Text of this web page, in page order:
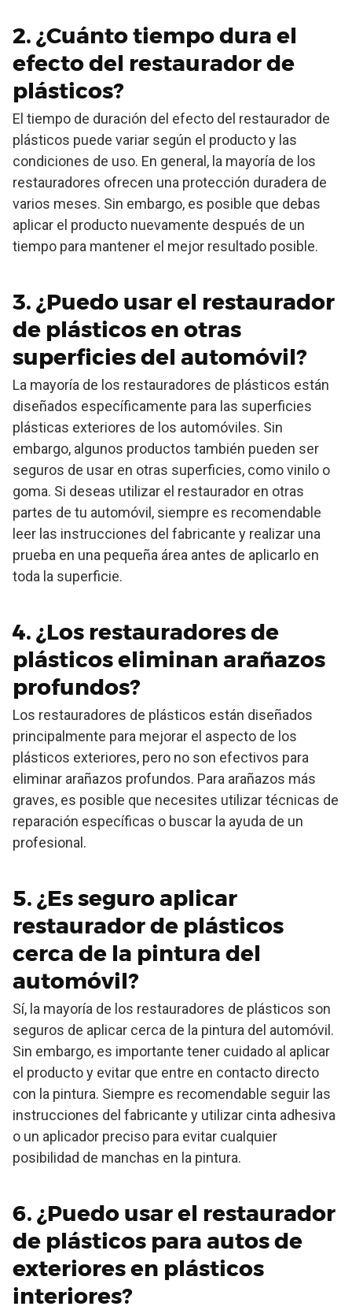
2. ¿Cuánto tiempo dura el
efecto del restaurador de
plásticos?
El tiempo de duración del efecto del restaurador de
plásticos puede variar según el producto y las
condiciones de uso. En general, la mayoría de los
restauradores ofrecen una protección duradera de
varios meses. Sin embargo, es posible que debas
aplicar el producto nuevamente después de un
tiempo para mantener el mejor resultado posible.
3. ¿Puedo usar el restaurador
de plásticos en otras
superficies del automóvil?
La mayoría de los restauradores de plásticos están
diseñados específicamente para las superficies
plásticas exteriores de los automóviles. Sin
embargo, algunos productos también pueden ser
seguros de usar en otras superficies, como vinilo o
goma. Si deseas utilizar el restaurador en otras
partes de tu automóvil, siempre es recomendable
leer las instrucciones del fabricante y realizar una
prueba en una pequeña área antes de aplicarlo en
toda la superficie.
4. ¿Los restauradores de
plásticos eliminan arañazos
profundos?
Los restauradores de plásticos están diseñados
principalmente para mejorar el aspecto de los
plásticos exteriores, pero no son efectivos para
eliminar arañazos profundos. Para arañazos más
graves, es posible que necesites utilizar técnicas de
reparación específicas o buscar la ayuda de un
profesional.
5. ¿Es seguro aplicar
restaurador de plásticos
cerca de la pintura del
automóvil?
Sí, la mayoría de los restauradores de plásticos son
seguros de aplicar cerca de la pintura del automóvil.
Sin embargo, es importante tener cuidado al aplicar
el producto y evitar que entre en contacto directo
con la pintura. Siempre es recomendable seguir las
instrucciones del fabricante y utilizar cinta adhesiva
o un aplicador preciso para evitar cualquier
posibilidad de manchas en la pintura.
6. ¿Puedo usar el restaurador
de plásticos para autos de
exteriores en plásticos
interiores?